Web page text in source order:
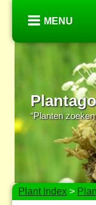
MENU
Plantago
“Planten
Plant Index >